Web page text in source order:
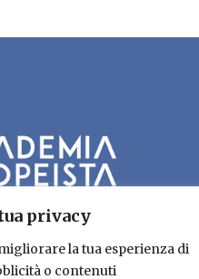
privacy
la tua esperienza di
o contenuti